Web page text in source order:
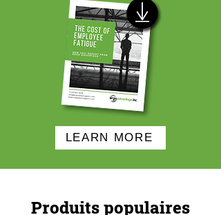
LEARN MORE
Produits populaires